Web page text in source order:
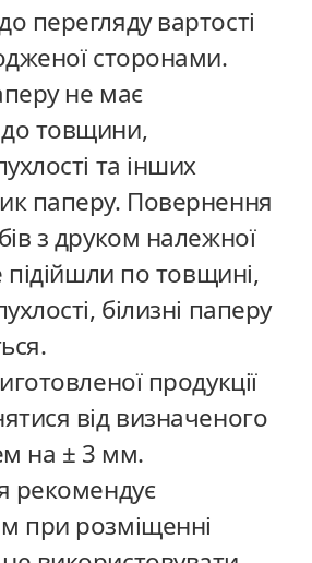
перегляду вартості
сторонами.
не має
товщини,
та інших
паперу. Повернення
з друком належної
підійшли по товщині,
білизні паперу
продукції
від визначеного
на ± 3 мм.
рекомендує
при розміщенні